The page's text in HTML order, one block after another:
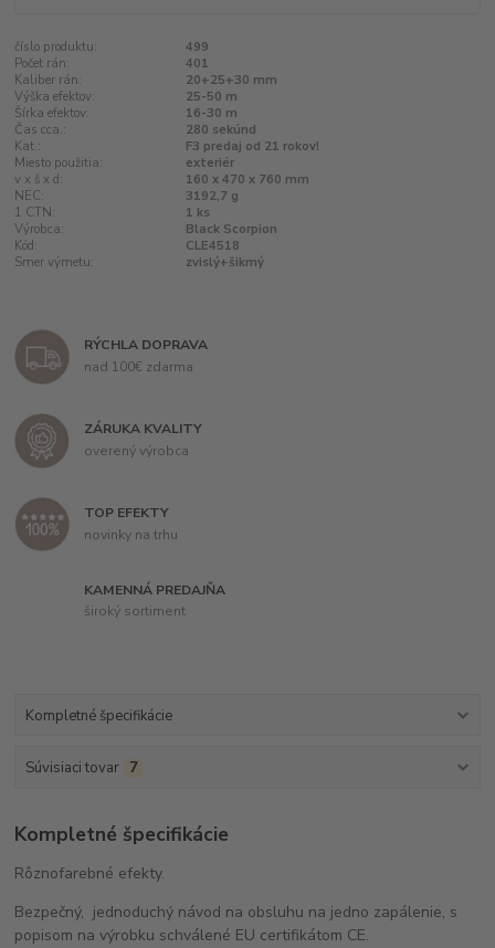
číslo produktu:
499
Počet rán:
401
Kaliber rán:
20+25+30 mm
Výška efektov:
25-50 m
Šírka efektov:
16-30 m
Čas cca.:
280 sekúnd
Kat.:
F3 predaj od 21 rokov!
Miesto použitia:
exteriér
v x š x d:
160 x 470 x 760 mm
NEC:
3192,7 g
1 CTN:
1 ks
Výrobca:
Black Scorpion
Kód:
CLE4518
Smer výmetu:
zvislý+šikmý
RÝCHLA DOPRAVA
nad 100€ zdarma
ZÁRUKA KVALITY
overený výrobca
TOP EFEKTY
novinky na trhu
KAMENNÁ PREDAJŇA
široký sortiment
Kompletné špecifikácie
Súvisiaci tovar 7
Kompletné špecifikácie
Rôznofarebné efekty.
Bezpečný, jednoduchý návod na obsluhu na jedno zapálenie, s
popisom na výrobku schválené EU certifikátom CE.